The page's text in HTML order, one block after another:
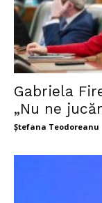
Gabriela
„Nu ne
Ștefana Teodoreanu